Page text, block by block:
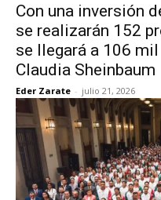
Con una inversión
se realizarán 152
se llegará a 106
Claudia Sheinbaum
Eder Zarate - julio 21, 2026